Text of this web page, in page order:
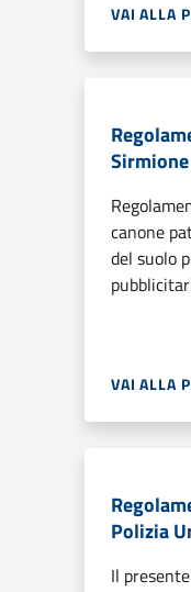
VAI ALLA
Sirmione
canone
del suolo
VAI ALLA
Polizia
Il